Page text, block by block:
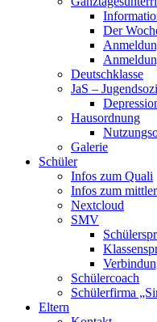
Der
Deutschklasse
JaS –
Hausordnung
Galerie
Schüler
Infos zum Quali
Infos zum
Nextcloud
SMV
Schülercoach
Schülerfirma
Eltern